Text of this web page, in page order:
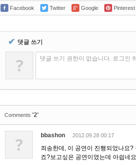
Facebook Twitter Google Pinterest
✔ 댓글 쓰기
? 댓글 쓰기 권한이 없습니다. 로그인
Comments '2'
? bbashon 2012.09.28 00:17
죄송한데, 이 공연이 진행되었나요
죠?보고싶은 공연이였는데 아쉽네